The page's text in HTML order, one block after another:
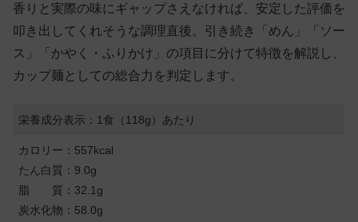
香りと実際の味にギャップさえなければ、安定した評価を
叩き出してくれそうな調理直後。引き続き「めん」「ソー
ス」「かやく・ふりかけ」の項目に分けて特徴を解説し、
カップ麺としての総合力を判定します。
栄養成分表示：1食（118g）あたり
カロリー：557kcal
たん白質：9.0g
脂 質：32.1g
炭水化物：58.0g